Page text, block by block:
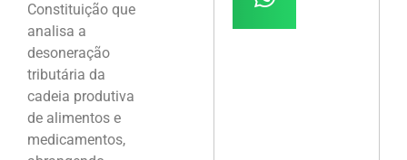
Constituição que
analisa a
desoneração
tributária da
cadeia produtiva
de alimentos e
medicamentos,